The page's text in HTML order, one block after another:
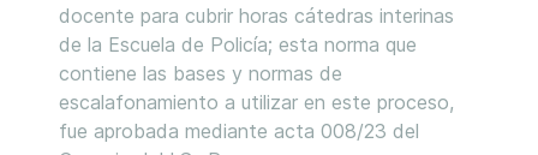
docente para cubrir horas cátedras interinas
de la Escuela de Policía; esta norma que
contiene las bases y normas de
escalafonamiento a utilizar en este proceso,
fue aprobada mediante acta 008/23 del